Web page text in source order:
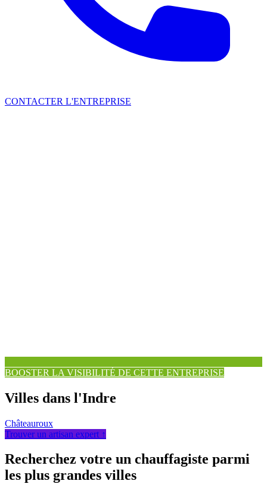
CONTACTER L'ENTREPRISE
BOOSTER LA VISIBILITÉ DE CETTE ENTREPRISE
Villes dans l'Indre
Châteauroux
Trouver un artisan expert ↑
Recherchez votre un chauffagiste parmi
les plus grandes villes